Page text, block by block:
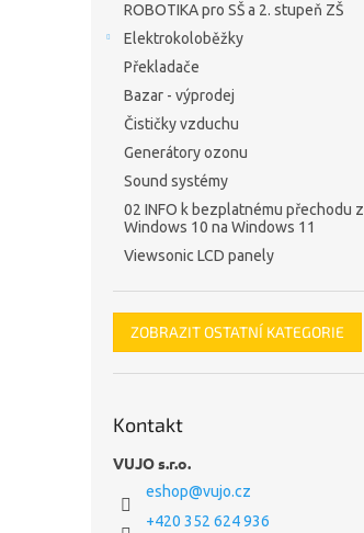
ROBOTIKA pro SŠ a 2. stupeň ZŠ
Elektrokoloběžky
Překladače
Bazar - výprodej
Čističky vzduchu
Generátory ozonu
Sound systémy
02 INFO k bezplatnému přechodu z
Windows 10 na Windows 11
Viewsonic LCD panely
ZOBRAZIT OSTATNÍ KATEGORIE
Kontakt
VUJO s.r.o.
eshop@vujo.cz
+420 352 624 936